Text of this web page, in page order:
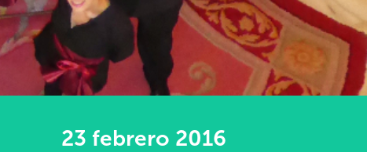
23 febrero 2016